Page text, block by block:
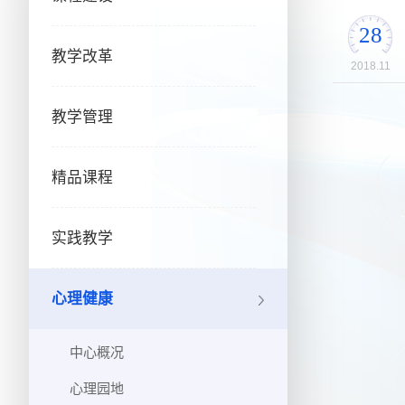
教学改革
教学管理
精品课程
实践教学
心理健康
中心概况
心理园地
28
2018.11